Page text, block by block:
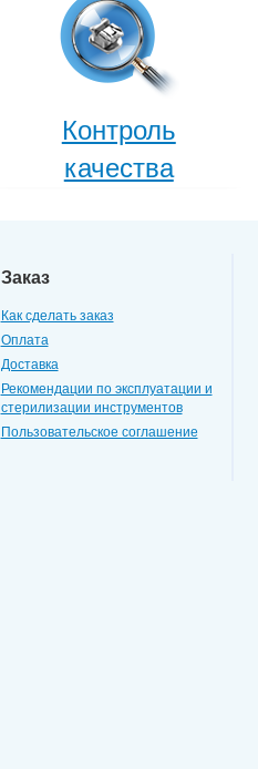
Контроль
качества
Заказ
Как сделать заказ
Оплата
Доставка
Рекомендации по эксплуатации и
стерилизации инструментов
Пользовательское соглашение